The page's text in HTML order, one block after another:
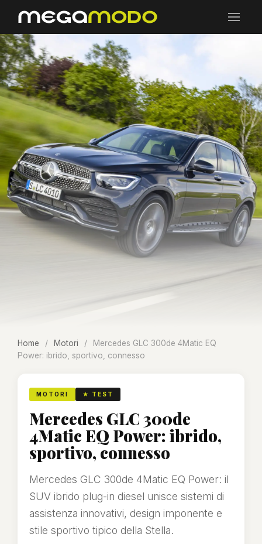
Home / Motori /
Mercedes GLC 300de 4Matic EQ
Power: ibrido, sportivo, connesso
MOTORI ★ TEST
Mercedes GLC 300de
4Matic EQ Power: ibrido,
sportivo, connesso
Mercedes GLC 300de 4Matic EQ Power: il
SUV ibrido plug-in diesel unisce sistemi di
assistenza innovativi, design imponente e
stile sportivo tipico della Stella.